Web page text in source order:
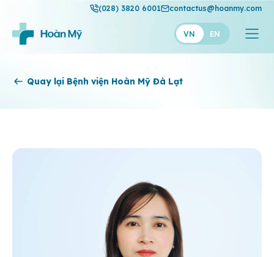
(028) 3820 6001 contactus@hoanmy.com
VN EN
Hoàn Mỹ
Thuận Mỹ
Quay lại Bệnh viện Hoàn Mỹ Đà Lạt